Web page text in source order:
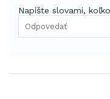
Napíšte slovami,